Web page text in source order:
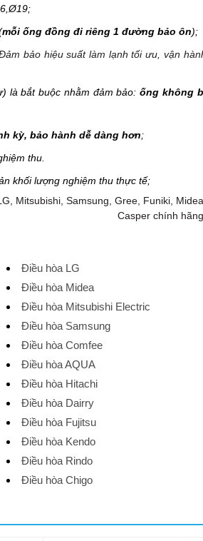
mỗi ống đồng đi riêng 1 đường bảo ôn);
bảo hiệu suất làm lạnh tối ưu, vận
là bắt buộc nhằm đảm bảo:ống không
kỳ, bảo hành dễ dàng hơn;
thu.
khối lượng nghiệm thu thực tế;
Mitsubishi, Samsung, Gree, Funiki, Midea,
Casper chính hãng
Điều hòa LG
Điều hòa Midea
Điều hòa Mitsubishi Electric
Điều hòa Samsung
Điều hòa Comfee
Điều hòa AQUA
Điều hòa Hitachi
Điều hòa Dairry
Điều hòa Fujitsu
Điều hòa Kendo
Điều hòa Rindo
Điều hòa Chigo